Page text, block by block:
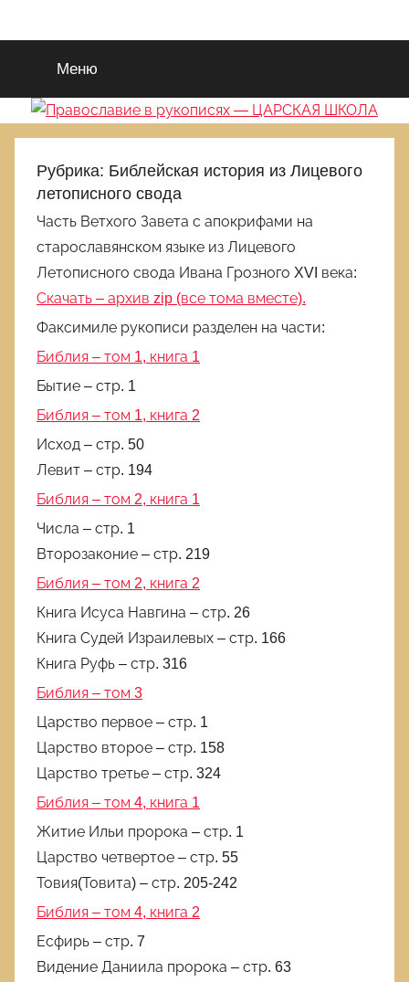
к
содержимому
Православие
рукописях
—
ЦАРСКАЯ
ШКОЛА
Славу
Исуса
Христа.
поиска
Божиего
Правды
Его.
еретическиой
лжи,
которой
Меню
Рубрика: Библейская история из Лицевого
летописного свода
Часть Ветхого Завета с апокрифами на
старославянском языке из Лицевого
Летописного свода Ивана Грозного XVI века:
Скачать – архив zip (все тома вместе).
Факсимиле рукописи разделен на части:
Библия – том 1, книга 1
Бытие – стр. 1
Библия – том 1, книга 2
Исход – стр. 50
Левит – стр. 194
Библия – том 2, книга 1
Числа – стр. 1
Второзаконие – стр. 219
Библия – том 2, книга 2
Книга Исуса Навгина – стр. 26
Книга Судей Израилевых – стр. 166
Книга Руфь – стр. 316
Библия – том 3
Царство первое – стр. 1
Царство второе – стр. 158
Царство третье – стр. 324
Библия – том 4, книга 1
Житие Ильи пророка – стр. 1
Царство четвертое – стр. 55
Товия(Товита) – стр. 205-242
Библия – том 4, книга 2
Есфирь – стр. 7
Видение Даниила пророка – стр. 63